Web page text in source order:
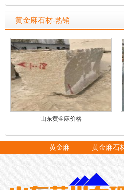
黄金麻石材-热销
山东黄金麻价格
黄金麻 黄金麻石